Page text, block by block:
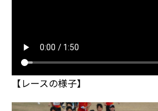
【レースの様子】